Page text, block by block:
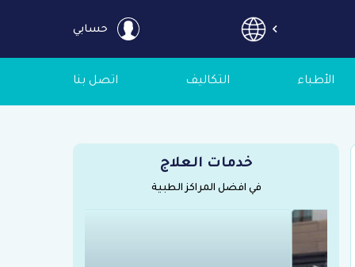
حسابي
الأطباء التكاليف اتصل بنا
خدمات العلاج
في افضل المراكز الطبية